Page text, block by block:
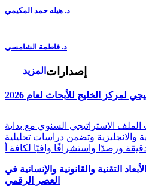
د. هيله حمد المكيمي
د. فاطمة الشامسي
المزيد إصدارات
لمركز الخليج للأبحاث لعام 2026
الاستراتيجي السنوي مع بداية
العربية والانجليزية وتضمن دراسات تحليلية
ورصدًا واستشرافًا وافيًا لكافة أ
التقنية والقانونية والإنسانية في
العصر الرقمي